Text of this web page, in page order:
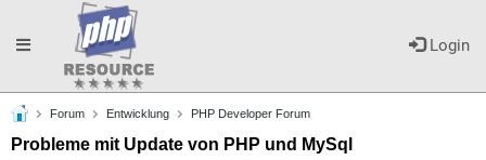
Login
Toggle
navigation
Forum Entwicklung PHP Developer Forum
Probleme mit Update von PHP und MySql